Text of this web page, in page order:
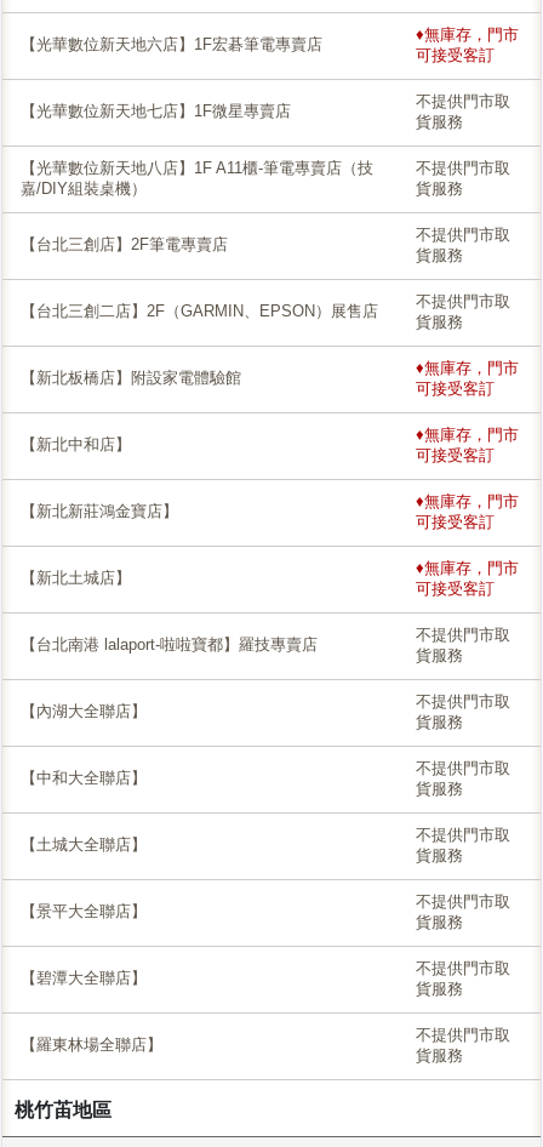
【光華數位新天地六店】1F宏碁筆電專賣店
♦無庫存，門市
可接受客訂
【光華數位新天地七店】1F微星專賣店
不提供門市取
貨服務
【光華數位新天地八店】1F A11櫃-筆電專賣店（技
嘉/DIY組裝桌機）
不提供門市取
貨服務
【台北三創店】2F筆電專賣店
不提供門市取
貨服務
【台北三創二店】2F（GARMIN、EPSON）展售店
不提供門市取
貨服務
【新北板橋店】附設家電體驗館
♦無庫存，門市
可接受客訂
【新北中和店】
♦無庫存，門市
可接受客訂
【新北新莊鴻金寶店】
♦無庫存，門市
可接受客訂
【新北土城店】
♦無庫存，門市
可接受客訂
【台北南港 lalaport-啦啦寶都】羅技專賣店
不提供門市取
貨服務
【內湖大全聯店】
不提供門市取
貨服務
【中和大全聯店】
不提供門市取
貨服務
【土城大全聯店】
不提供門市取
貨服務
【景平大全聯店】
不提供門市取
貨服務
【碧潭大全聯店】
不提供門市取
貨服務
【羅東林場全聯店】
不提供門市取
貨服務
桃竹苖地區